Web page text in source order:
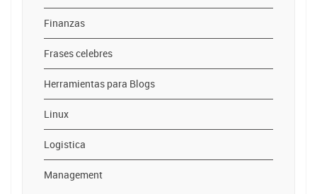
Finanzas
Frases celebres
Herramientas para Blogs
Linux
Logistica
Management